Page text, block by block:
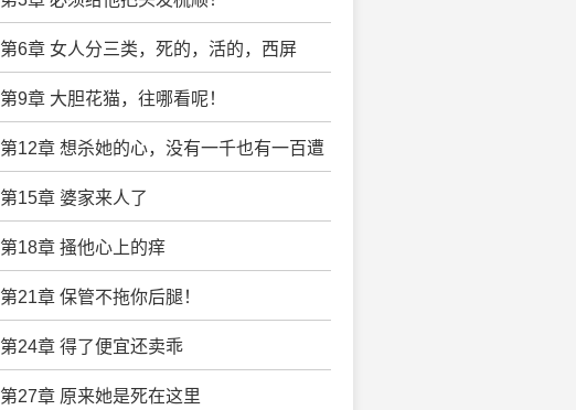
第6章 女人分三类，死的，活的，西屏
第9章 大胆花猫，往哪看呢！
第12章 想杀她的心，没有一千也有一百遭
第15章 婆家来人了
第18章 搔他心上的痒
第21章 保管不拖你后腿！
第24章 得了便宜还卖乖
第27章 原来她是死在这里